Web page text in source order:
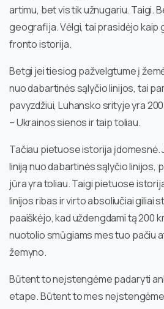
artimu, bet vis tik užnugariu. Taigi.
geografija. Vėlgi, tai prasidėjo kaip
fronto istorija.
Betgi jei tiesiog pažvelgtume į
nuo dabartinės sąlyčio linijos, tai
pavyzdžiui, Luhansko srityje yra
– Ukrainos sienos ir taip toliau.
Tačiau pietuose istorija įdomesnė.
liniją nuo dabartinės sąlyčio linijos,
jūra yra toliau. Taigi pietuose
linijos ribas ir virto absoliučiai giliai
paaiškėjo, kad uždengdami tą 200
nuotolio smūgiams mes tuo pačiu
žemyno.
Būtent to neįstengėme padaryti
etape. Būtent to mes